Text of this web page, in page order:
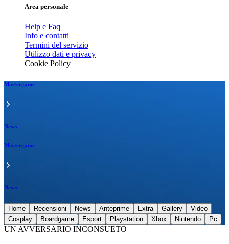
Area personale
Help e Faq
Info e contatti
Termini del servizio
Utilizzo dati e privacy
Cookie Policy
Mastergame
News
Mastergame
News
Home Recensioni News Anteprime Extra Gallery
Video
Cosplay
Boardgame Esport Playstation Xbox Nintendo Pc
UN AVVERSARIO INCONSUETO